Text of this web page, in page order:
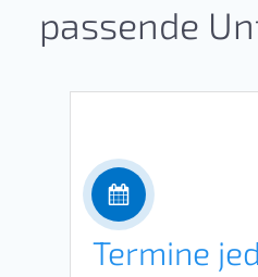
passende
Termine